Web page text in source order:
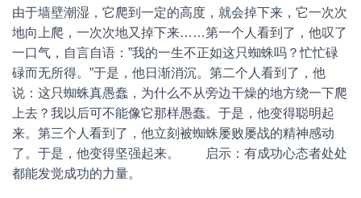
由于墙壁潮湿，它爬到一定的高度，就会掉下来，它一次次
地向上爬，一次次地又掉下来……第一个人看到了，他叹了
一口气，自言自语：”我的一生不正如这只蜘蛛吗？忙忙碌
碌而无所得。”于是，他日渐消沉。第二个人看到了，他
说：这只蜘蛛真愚蠢，为什么不从旁边干燥的地方绕一下爬
上去？我以后可不能像它那样愚蠢。于是，他变得聪明起
来。第三个人看到了，他立刻被蜘蛛屡败屡战的精神感动
了。于是，他变得坚强起来。 启示：有成功心态者处处
都能发觉成功的力量。